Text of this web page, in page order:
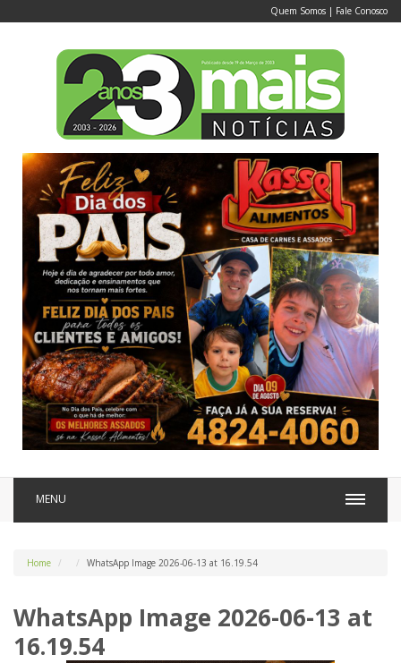
Quem Somos | Fale Conosco
MENU
Home WhatsApp Image 2026-06-13 at 16.19.54
WhatsApp Image 2026-06-13 at
16.19.54